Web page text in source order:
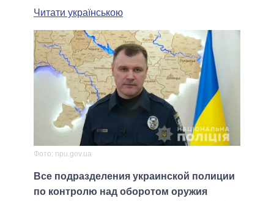
Читати українською
Фото: npu.gov.ua
Все подразделения украинской полиции
по контролю над оборотом оружия